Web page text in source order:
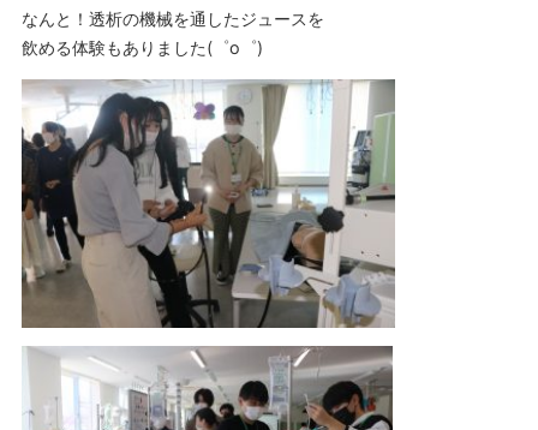
なんと！透析の機械を通したジュースを
飲める体験もありました(゜o゜)